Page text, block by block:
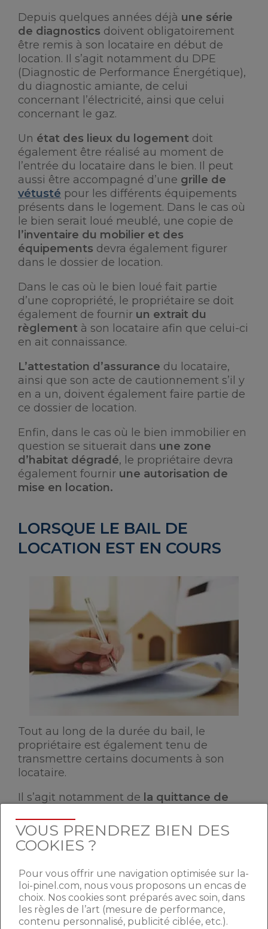
Depuis quelques années déjà une série
de diagnostics doivent obligatoirement
être remis à son locataire en début de
location. Il s’agit notamment du DPE
(Diagnostic de Performance Énergétique),
du diagnostic amiante, de celui
concernant l’électricité, ainsi que celui
concernant le gaz.
Un état des lieux du logement doit
également être réalisé au moment de
l’entrée du locataire dans le bien. Il peut
aussi être accompagné d’une grille de
vétusté pour les différents équipements
présents dans le logement. Dans le cas où
le bien serait loué meublé, une copie de
l’inventaire du mobilier et des
équipements devra également figurer
dans le dossier de location.
Dans le cas où le bien loué fait partie
d’une copropriété, le propriétaire se doit
également de fournir un extrait du
règlement à son locataire afin que celui-ci
en ait connaissance.
L’attestation d’assurance du locataire,
ainsi que son acte de cautionnement s’il y
en a un, doivent également faire partie de
ce dossier de location.
Enfin, dans le cas où le bien immobilier en
question se situerait dans une zone
d’habitat dégradé, le propriétaire devra
également fournir une autorisation de
mise en location.
LORSQUE LE BAIL DE
LOCATION EST EN COURS
Tout au long de la durée du bail, le
propriétaire est également tenu de
transmettre certains documents à son
locataire.
Il s’agit notamment de la quittance de
au locataire afin d’attester que celui-ci a
bien payé le montant de son loyer.
dans les temps, le propriétaire a
également la possibilité de transmettre un
avis d’échéancede loyer comme rappel.
VOUS PRENDREZ BIEN DES
COOKIES ?
Pour vous offrir une navigation optimisée sur la-
loi-pinel.com, nous vous proposons un encas de
choix. Nos cookies sont préparés avec soin, dans
les règles de l’art (mesure de performance,
contenu personnalisé, publicité ciblée, etc.).